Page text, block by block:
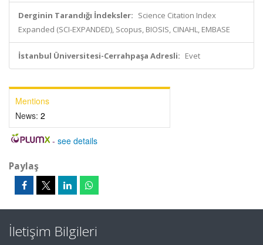
Derginin Tarandığı İndeksler: Science Citation Index
Expanded (SCI-EXPANDED), Scopus, BIOSIS, CINAHL, EMBASE
İstanbul Üniversitesi-Cerrahpaşa Adresli: Evet
Mentions
News: 2
- see details
Paylaş
İletişim Bilgileri